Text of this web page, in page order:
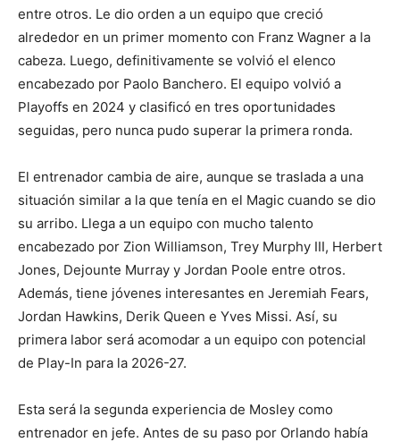
entre otros. Le dio orden a un equipo que creció
alrededor en un primer momento con Franz Wagner a la
cabeza. Luego, definitivamente se volvió el elenco
encabezado por Paolo Banchero. El equipo volvió a
Playoffs en 2024 y clasificó en tres oportunidades
seguidas, pero nunca pudo superar la primera ronda.
El entrenador cambia de aire, aunque se traslada a una
situación similar a la que tenía en el Magic cuando se dio
su arribo. Llega a un equipo con mucho talento
encabezado por Zion Williamson, Trey Murphy III, Herbert
Jones, Dejounte Murray y Jordan Poole entre otros.
Además, tiene jóvenes interesantes en Jeremiah Fears,
Jordan Hawkins, Derik Queen e Yves Missi. Así, su
primera labor será acomodar a un equipo con potencial
de Play-In para la 2026-27.
Esta será la segunda experiencia de Mosley como
entrenador en jefe. Antes de su paso por Orlando había